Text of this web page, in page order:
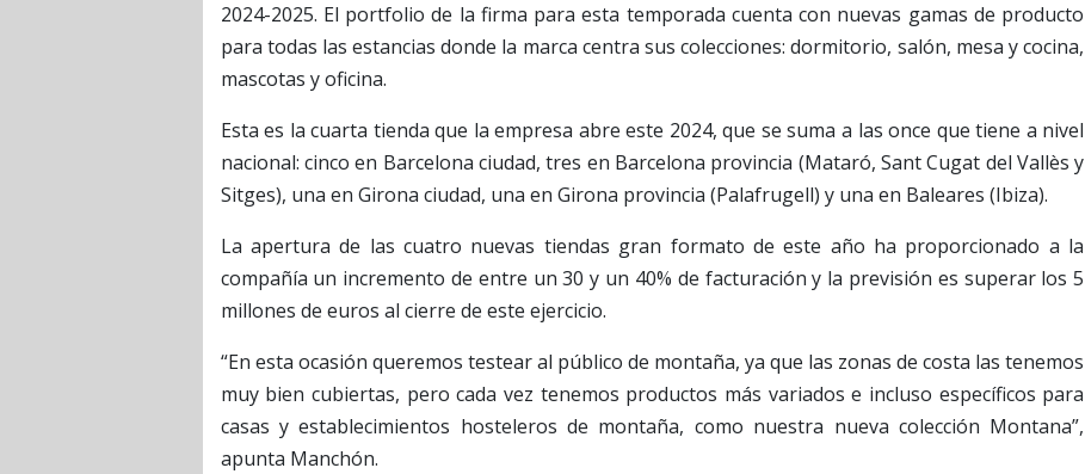
2024-2025. El portfolio de la firma para esta temporada cuenta con nuevas gamas de producto
para todas las estancias donde la marca centra sus colecciones: dormitorio, salón, mesa y cocina,
mascotas y oficina.
Esta es la cuarta tienda que la empresa abre este 2024, que se suma a las once que tiene a nivel
nacional: cinco en Barcelona ciudad, tres en Barcelona provincia (Mataró, Sant Cugat del Vallès y
Sitges), una en Girona ciudad, una en Girona provincia (Palafrugell) y una en Baleares (Ibiza).
La apertura de las cuatro nuevas tiendas gran formato de este año ha proporcionado a la
compañía un incremento de entre un 30 y un 40% de facturación y la previsión es superar los 5
millones de euros al cierre de este ejercicio.
“En esta ocasión queremos testear al público de montaña, ya que las zonas de costa las tenemos
muy bien cubiertas, pero cada vez tenemos productos más variados e incluso específicos para
casas y establecimientos hosteleros de montaña, como nuestra nueva colección Montana”,
apunta Manchón.